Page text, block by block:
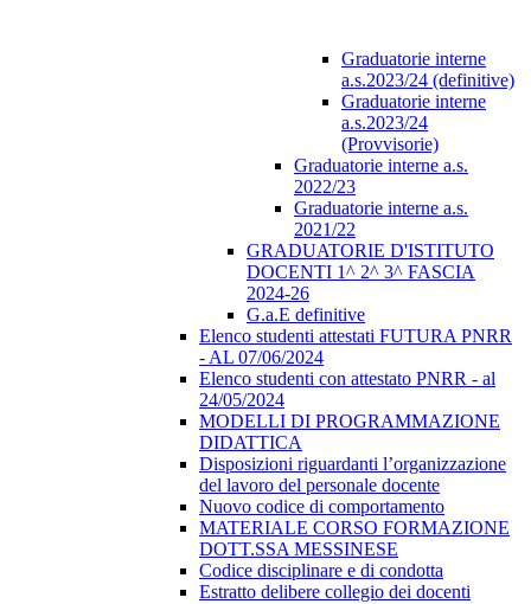
Graduatorie interne
a.s.2023/24 (definitive)
Graduatorie interne
a.s.2023/24
(Provvisorie)
Graduatorie interne a.s.
2022/23
Graduatorie interne a.s.
2021/22
GRADUATORIE D'ISTITUTO
DOCENTI 1^ 2^ 3^ FASCIA
2024-26
G.a.E definitive
Elenco studenti attestati FUTURA PNRR
- AL 07/06/2024
Elenco studenti con attestato PNRR - al
24/05/2024
MODELLI DI PROGRAMMAZIONE
DIDATTICA
Disposizioni riguardanti l’organizzazione
del lavoro del personale docente
Nuovo codice di comportamento
MATERIALE CORSO FORMAZIONE
DOTT.SSA MESSINESE
Codice disciplinare e di condotta
Estratto delibere collegio dei docenti